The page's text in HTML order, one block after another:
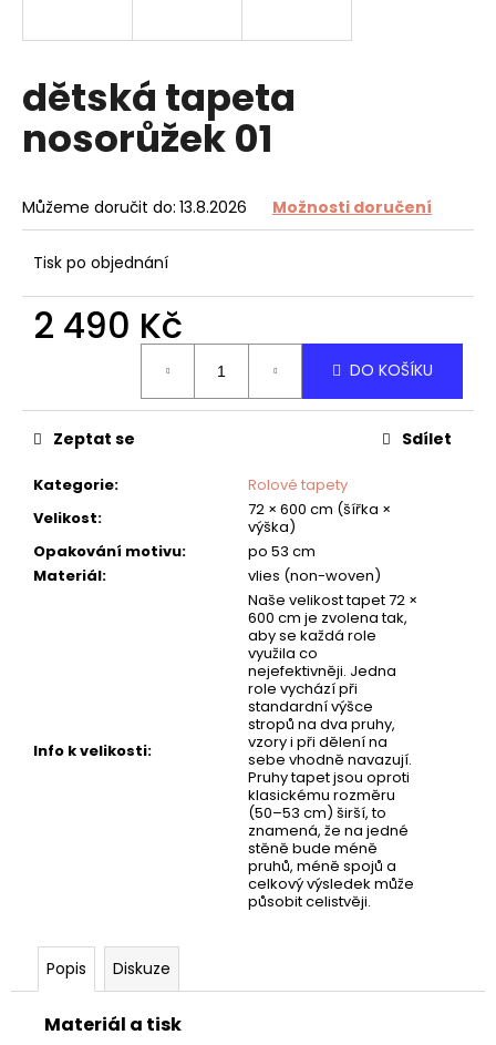
dětská tapeta
nosorůžek 01
Můžeme doručit do: 13.8.2026 Možnosti doručení
Tisk po objednání
2 490 Kč
DO KOŠÍKU
Kategorie:
Rolové tapety
Velikost:
72 × 600 cm (šířka ×
výška)
Opakování motivu:
po 53 cm
Materiál: vlies (non-woven)
Info k velikosti:
Naše velikost tapet 72 ×
600 cm je zvolena tak,
aby se každá role
využila co
nejefektivněji. Jedna
role vychází při
standardní výšce
stropů na dva pruhy,
vzory i při dělení na
sebe vhodně navazují.
Pruhy tapet jsou oproti
klasickému rozměru
(50–53 cm) širší, to
znamená, že na jedné
stěně bude méně
pruhů, méně spojů a
celkový výsledek může
působit celistvěji.
Zeptat se Sdílet
Popis Diskuze
Materiál a tisk
í
t
?
p
o
u
č
u
e